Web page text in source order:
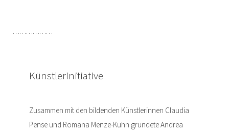
………………
Künstlerinitiative
Zusammen mit den bildenden Künstlerinnen Claudia
Pense und Romana Menze-Kuhn gründete Andrea